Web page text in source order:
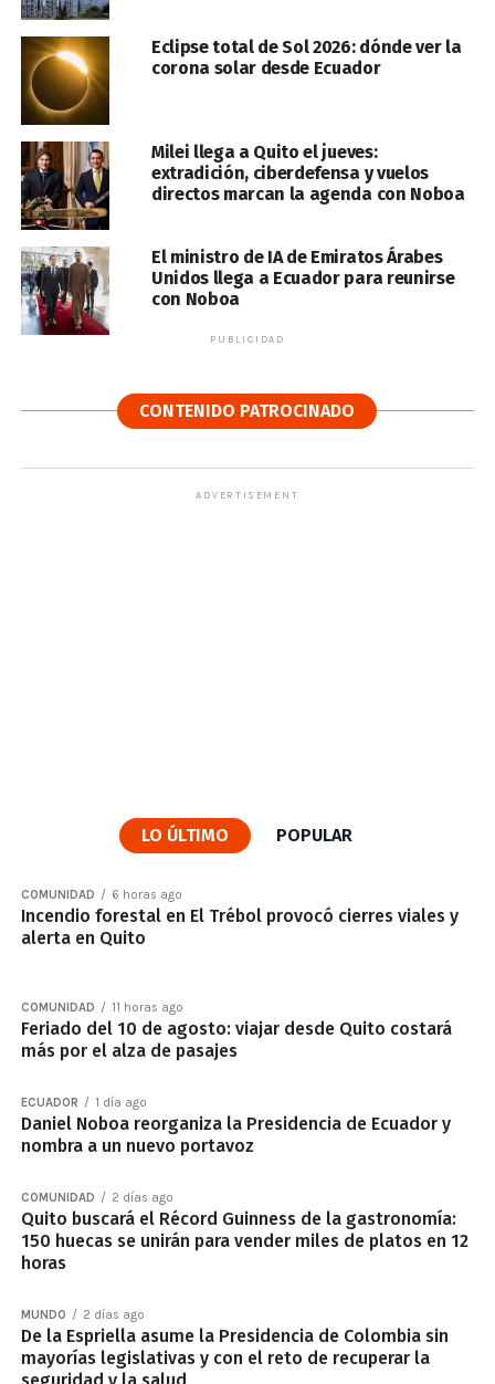
Eclipse total de Sol 2026: dónde ver la
corona solar desde Ecuador
Milei llega a Quito el jueves:
extradición, ciberdefensa y vuelos
directos marcan la agenda con Noboa
El ministro de IA de Emiratos Árabes
Unidos llega a Ecuador para reunirse
con Noboa
PUBLICIDAD
CONTENIDO PATROCINADO
ADVERTISEMENT
LO ÚLTIMO POPULAR
COMUNIDAD 6 horas ago
Incendio forestal en El Trébol provocó cierres viales y
alerta en Quito
COMUNIDAD 11 horas ago
Feriado del 10 de agosto: viajar desde Quito costará
más por el alza de pasajes
ECUADOR 1 día ago
Daniel Noboa reorganiza la Presidencia de Ecuador y
nombra a un nuevo portavoz
COMUNIDAD 2 días ago
Quito buscará el Récord Guinness de la gastronomía:
150 huecas se unirán para vender miles de platos en 12
horas
MUNDO 2 días ago
De la Espriella asume la Presidencia de Colombia sin
mayorías legislativas y con el reto de recuperar la